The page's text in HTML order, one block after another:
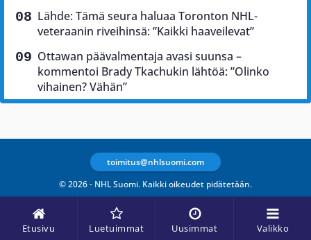
Etusivu Luetuimmat Uusimmat Valikko
Lähde: Tämä seura haluaa Toronton NHL-
veteraanin riveihinsä: ”Kaikki haaveilevat”
Ottawan päävalmentaja avasi suunsa –
kommentoi Brady Tkachukin lähtöä: ”Olinko
vihainen? Vähän”
© 2026 - NHL Suomi. Kaikki oikeudet pidätetään.
toimitus@nhlsuomi.com